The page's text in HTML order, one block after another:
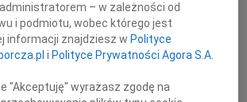
Michasia
– w zależności od
i podmiotu, wobec którego jest
informacji znajdziesz w Polityce
i Polityce Prywatności Agora S.A.
"Akceptuję" wyrażasz zgodę na